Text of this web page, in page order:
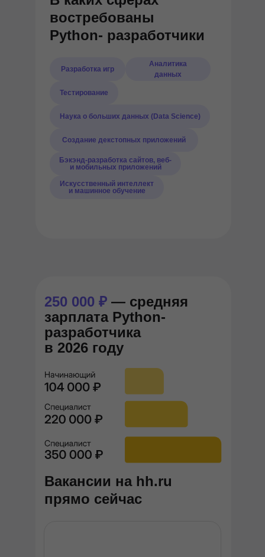
востребованы
Python- разработчики
Разработка игр
Аналитика
данных
Тестирование
Наука о больших данных (Data Science)
Создание декстопных приложений
Бэкэнд-разработка сайтов, веб-
и мобильных приложений
Искусственный интеллект
и машинное обучение
Вакансии на hh.ru
прямо сейчас
250 000 ₽ — средняя
зарплата Python-
разработчика
в 2026 году